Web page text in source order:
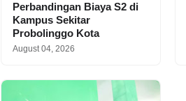
Perbandingan Biaya S2 di
Kampus Sekitar
Probolinggo Kota
August 04, 2026